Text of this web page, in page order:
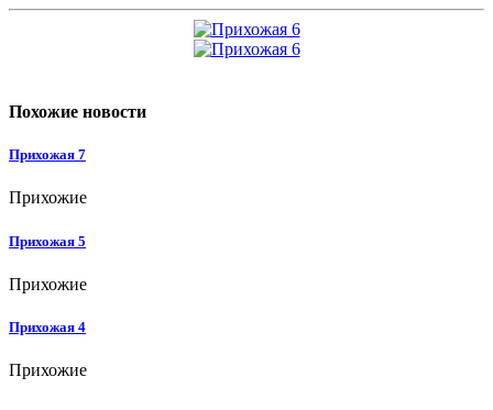
Похожие новости
Прихожая 7
Прихожие
Прихожая 5
Прихожие
Прихожая 4
Прихожие